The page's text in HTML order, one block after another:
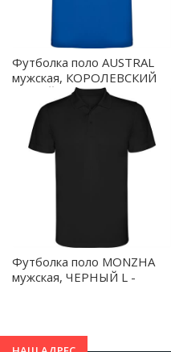
Футболка поло AUSTRAL
мужская, КОРОЛЕВСКИЙ
СИНИЙ S - PO66320105
Футболка поло MONZHA
мужская, ЧЕРНЫЙ L -